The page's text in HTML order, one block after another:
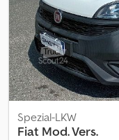
Spezial-LKW
Fiat Mod. Vers.